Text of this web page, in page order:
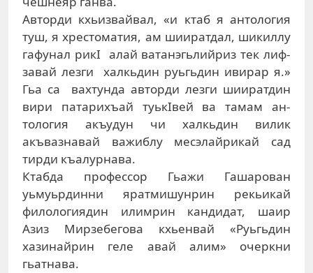
Авторди кхьизвайвал, «и ктаб я антология
туш, я хрестоматия, ам ши­иратдал, шикиллу
га­­­­­­­­фунал рикI алай ва­­танэгьлийриз тек­ лиф­­
завай лезги халкь­дин руьгьдин ивирар я.»
Гьа са вахтунда авторди лез­­ги шииратдин
ви­­ри патарихъай туькI­вей ва тамам ан­
тология акъудун чи халкьдин вилик
акъвазнавай важиблу месэлайрикай сад
тирди къалурнава.
Ктабда профессор Гьажи Гашарован
уьмуьрдинни яратмишунрин рекьикай
филологиядин илимрин кандидат, шаир
Азиз Мирзебегова кхьенвай «Руьгьдин
хазинайрин геле авай алим» очеркни
гьатнава.